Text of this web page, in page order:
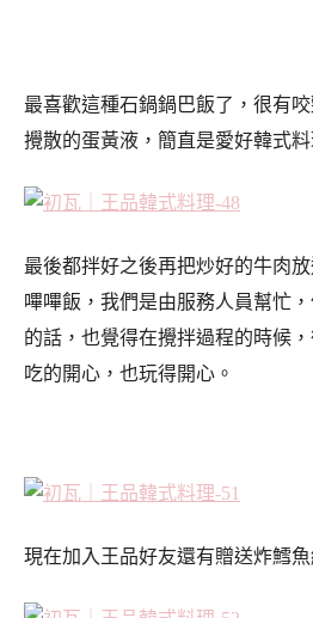
最喜歡這種石鍋鍋巴飯了，很有
攪散的蛋黃液，簡直是愛好韓式料
最後都拌好之後再把炒好的牛肉
嗶嗶飯，我們是由服務人員幫忙
的話，也覺得在攪拌過程的時候
吃的開心，也玩得開心。
現在加入王品好友還有贈送炸鱈魚